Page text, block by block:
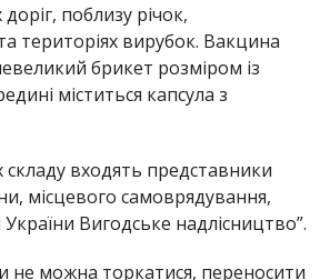
поблизу річок,
територіях вирубок. Вакцина
брикет розміром із
міститься капсула з
входять представники
місцевого самоврядування,
Вигодське надлісництво”.
можна торкатися, переносити